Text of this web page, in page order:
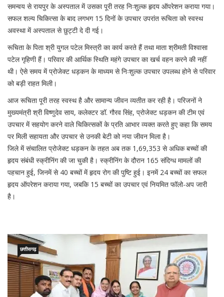
समन्वय से रायपुर के अस्पताल में उसका पूरी तरह निःशुल्क हृदय ऑपरेशन कराया गया।
सफल शल्य चिकित्सा के बाद लगभग 15 दिनों के उपचार उपरांत रूचिता को स्वस्थ
अवस्था में अस्पताल से छुट्टी दे दी गई।
रूचिता के पिता श्री युगल पटेल मिस्त्री का कार्य करते हैं तथा माता श्रीमती विश्वासा
पटेल गृहिणी हैं। परिवार की आर्थिक स्थिति महंगे उपचार का खर्च वहन करने की नहीं
थी। ऐसे समय में प्रोजेक्ट धड़कन के माध्यम से निःशुल्क उपचार उपलब्ध होने से परिवार
को बड़ी राहत मिली।
आज रूचिता पूरी तरह स्वस्थ है और सामान्य जीवन व्यतीत कर रही है। परिजनों ने
मुख्यमंत्री श्री विष्णुदेव साय, कलेक्टर डॉ. गौरव सिंह, प्रोजेक्ट धड़कन की टीम एवं
उपचार में सहयोग करने वाले चिकित्सकों के प्रति आभार व्यक्त करते हुए कहा कि समय
पर मिली सहायता और उपचार से उनकी बेटी को नया जीवन मिला है।
जिले में संचालित प्रोजेक्ट धड़कन के तहत अब तक 1,69,353 से अधिक बच्चों की
हृदय संबंधी स्क्रीनिंग की जा चुकी है। स्क्रीनिंग के दौरान 165 संदिग्ध मामलों की
पहचान हुई, जिनमें से 40 बच्चों में हृदय रोग की पुष्टि हुई। इनमें 24 बच्चों का सफल
हृदय ऑपरेशन कराया गया, जबकि 15 बच्चों का उपचार एवं नियमित फॉलो-अप जारी
है।
छत्तीसगढ़